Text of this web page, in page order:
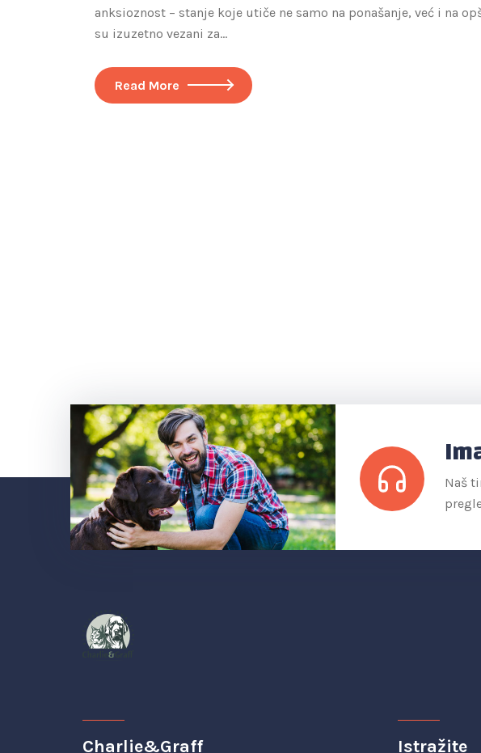
anksioznost – stanje koje utiče ne samo na ponašanje, već i na
su izuzetno vezani za…
Read More
Naš
Charlie&Graff Istražite